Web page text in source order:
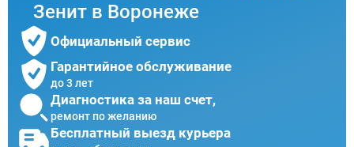
Зенит в Воронеже
Официальный сервис
Гарантийное обслуживание
до 3 лет
Диагностика за наш счет,
ремонт по желанию
Бесплатный выезд курьера